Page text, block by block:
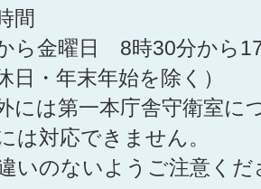
間
ら金曜日 8時30分から
日・年末年始を除く）
には第一本庁舎守衛室に
は対応できません。
いのないようご注意くだ